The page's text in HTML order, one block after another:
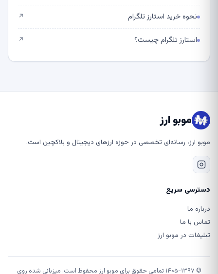
نحوه خرید استارز تلگرام ↗
استارز تلگرام چیست؟ ↗
موبو ارز
موبو ارز، رسانه‌ای تخصصی در حوزه ارزهای دیجیتال و بلاکچین است.
دسترسی سریع
درباره ما
تماس با ما
تبلیغات در موبو ارز
© ۱۴۰۵-۱۳۹۷ تمامی حقوق برای موبو ارز محفوظ است. میزبانی شده روی